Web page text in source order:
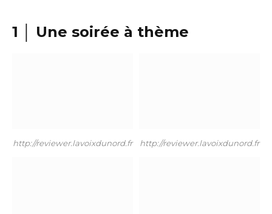
1 │ Une soirée à thème
http://reviewer.lavoixdunord.fr http://reviewer.lavoixdunord.fr